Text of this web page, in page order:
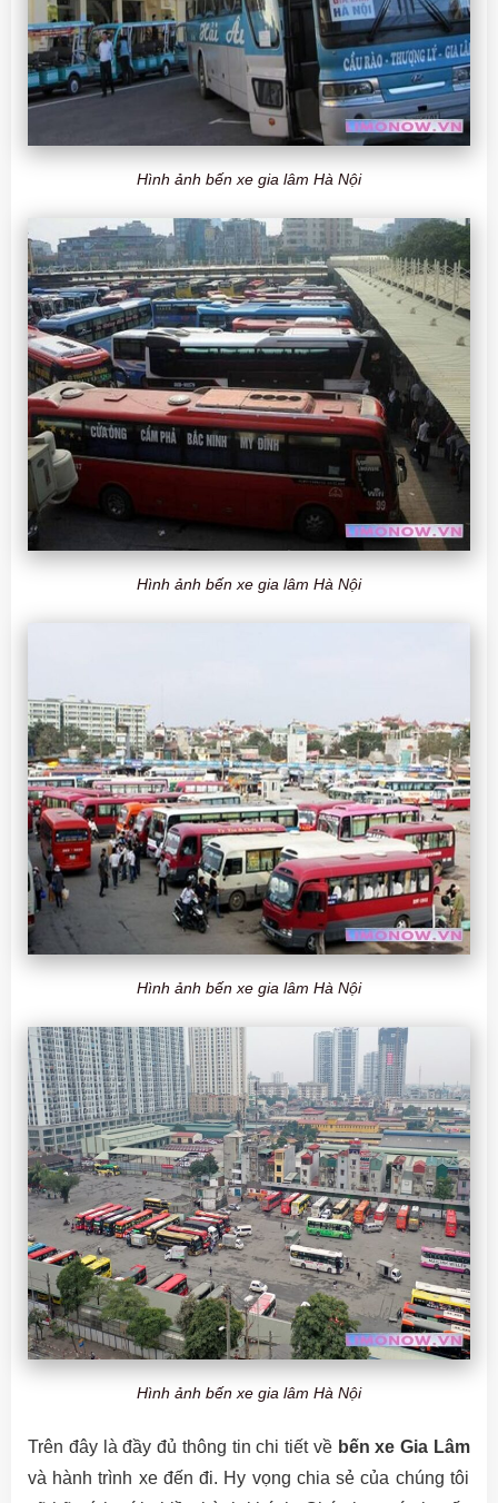
Hình ảnh bến xe gia lâm Hà Nội
Hình ảnh bến xe gia lâm Hà Nội
Hình ảnh bến xe gia lâm Hà Nội
Hình ảnh bến xe gia lâm Hà Nội
Trên đây là đầy đủ thông tin chi tiết về bến xe Gia Lâm
và hành trình xe đến đi. Hy vọng chia sẻ của chúng tôi